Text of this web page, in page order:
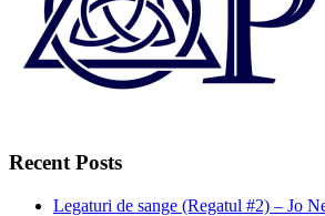
Recent Posts
Legaturi de sange (Regatul #2) – Jo